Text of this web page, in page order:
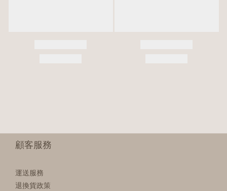
顧客服務
運送服務
退換貨政策